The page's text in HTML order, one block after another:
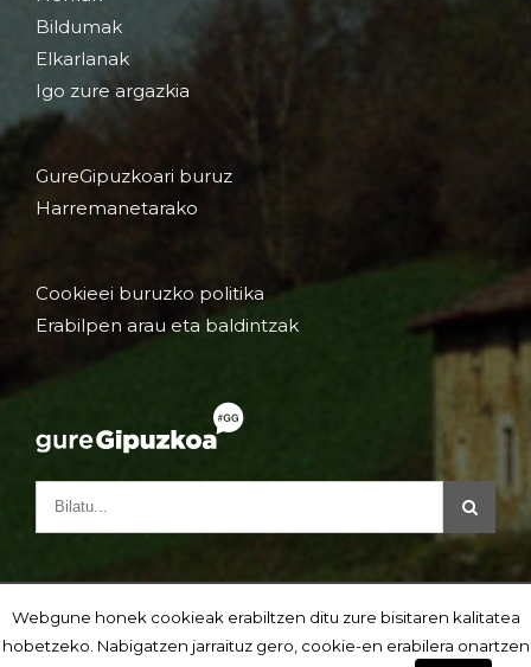
Bildumak
Elkarlanak
Igo zure argazkia
GureGipuzkoari buruz
Harremanetarako
Cookieei buruzko politika
Erabilpen arau eta baldintzak
Webgune honek cookieak erabiltzen ditu zure bisitaren kalitatea
hobetzeko. Nabigatzen jarraituz gero, cookie-en erabilera onartzen